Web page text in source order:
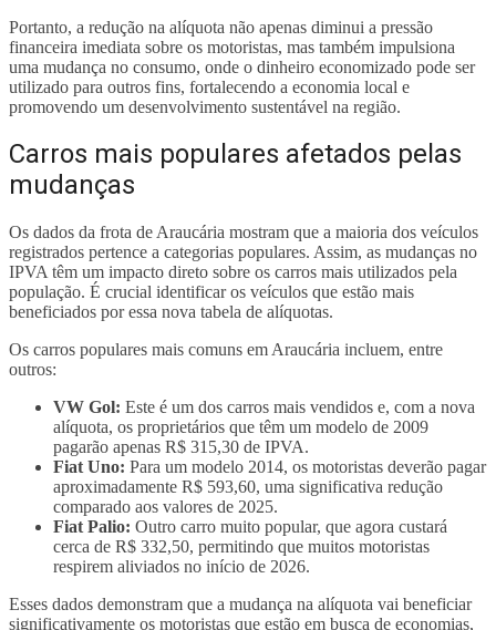
Portanto, a redução na alíquota não apenas diminui a pressão
financeira imediata sobre os motoristas, mas também impulsiona
uma mudança no consumo, onde o dinheiro economizado pode ser
utilizado para outros fins, fortalecendo a economia local e
promovendo um desenvolvimento sustentável na região.
Carros mais populares afetados pelas
mudanças
Os dados da frota de Araucária mostram que a maioria dos veículos
registrados pertence a categorias populares. Assim, as mudanças no
IPVA têm um impacto direto sobre os carros mais utilizados pela
população. É crucial identificar os veículos que estão mais
beneficiados por essa nova tabela de alíquotas.
Os carros populares mais comuns em Araucária incluem, entre
outros:
VW Gol: Este é um dos carros mais vendidos e, com a nova
alíquota, os proprietários que têm um modelo de 2009
pagarão apenas R$ 315,30 de IPVA.
Fiat Uno: Para um modelo 2014, os motoristas deverão pagar
aproximadamente R$ 593,60, uma significativa redução
comparado aos valores de 2025.
Fiat Palio: Outro carro muito popular, que agora custará
cerca de R$ 332,50, permitindo que muitos motoristas
respirem aliviados no início de 2026.
Esses dados demonstram que a mudança na alíquota vai beneficiar
significativamente os motoristas que estão em busca de economias,